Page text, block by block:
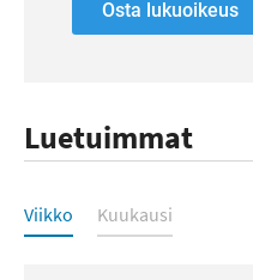
Osta lukuoikeus
Luetuimmat
Luetuimmat
Viikko Kuukausi